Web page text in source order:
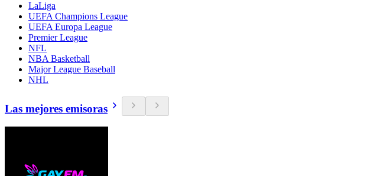
LaLiga
UEFA Champions League
UEFA Europa League
Premier League
NFL
NBA Basketball
Major League Baseball
NHL
Las mejores emisoras